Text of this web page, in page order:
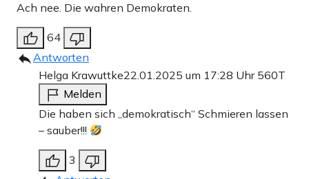
Ach nee. Die wahren Demokraten.
64
Antworten
Helga Krawuttke22.01.2025 um 17:28 Uhr 560T
Melden
Die haben sich „demokratisch“ Schmieren lassen
– sauber!!!
3